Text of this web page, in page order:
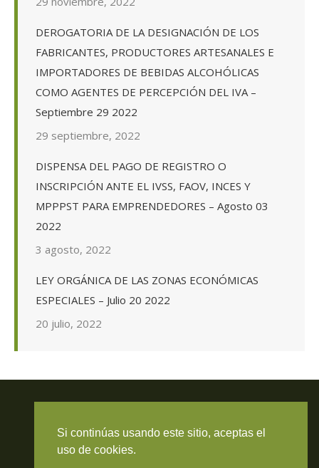
DEROGATORIA DE LA DESIGNACIÓN DE LOS
FABRICANTES, PRODUCTORES ARTESANALES E
IMPORTADORES DE BEBIDAS ALCOHÓLICAS
COMO AGENTES DE PERCEPCIÓN DEL IVA –
Septiembre 29 2022
29 septiembre, 2022
DISPENSA DEL PAGO DE REGISTRO O
INSCRIPCIÓN ANTE EL IVSS, FAOV, INCES Y
MPPPST PARA EMPRENDEDORES – Agosto 03
2022
3 agosto, 2022
LEY ORGÁNICA DE LAS ZONAS ECONÓMICAS
ESPECIALES – Julio 20 2022
20 julio, 2022
Travieso Evans Arria & Rengel
Si continúas usando este sitio, aceptas el
uso de cookies.